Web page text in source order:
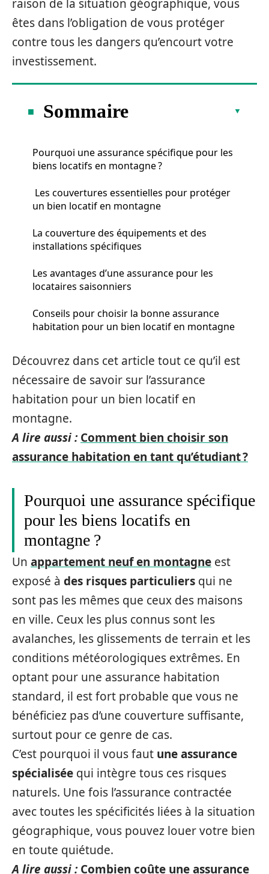
raison de la situation géographique, vous
êtes dans l’obligation de vous protéger
contre tous les dangers qu’encourt votre
investissement.
Sommaire
Pourquoi une assurance spécifique pour les
biens locatifs en montagne ?
Les couvertures essentielles pour protéger
un bien locatif en montagne
La couverture des équipements et des
installations spécifiques
Les avantages d’une assurance pour les
locataires saisonniers
Conseils pour choisir la bonne assurance
habitation pour un bien locatif en montagne
Découvrez dans cet article tout ce qu’il est
nécessaire de savoir sur l’assurance
habitation pour un bien locatif en
montagne.
A lire aussi : Comment bien choisir son
assurance habitation en tant qu’étudiant ?
Pourquoi une assurance spécifique
pour les biens locatifs en
montagne ?
Un appartement neuf en montagne est
exposé à des risques particuliers qui ne
sont pas les mêmes que ceux des maisons
en ville. Ceux les plus connus sont les
avalanches, les glissements de terrain et les
conditions météorologiques extrêmes. En
optant pour une assurance habitation
standard, il est fort probable que vous ne
bénéficiez pas d’une couverture suffisante,
surtout pour ce genre de cas.
C’est pourquoi il vous faut une assurance
spécialisée qui intègre tous ces risques
naturels. Une fois l’assurance contractée
avec toutes les spécificités liées à la situation
géographique, vous pouvez louer votre bien
en toute quiétude.
A lire aussi : Combien coûte une assurance